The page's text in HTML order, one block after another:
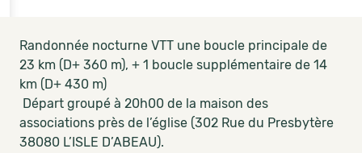
Randonnée nocturne VTT une boucle principale de
23 km (D+ 360 m), + 1 boucle supplémentaire de 14
km (D+ 430 m)
Départ groupé à 20h00 de la maison des
associations près de l’église (302 Rue du Presbytère
38080 L’ISLE D’ABEAU).